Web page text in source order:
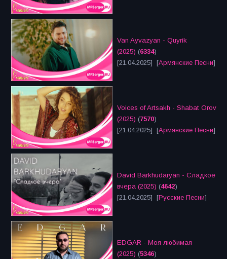
Van Ayvazyan - Quyrik
(2025) (6334)
[21.04.2025] [Армянские Песни]
Voices of Artsakh - Shabat Orov
(2025) (7570)
[21.04.2025] [Армянские Песни]
David Barkhudaryan - Сладкое
вчера (2025) (4642)
[21.04.2025] [Русские Песни]
EDGAR - Моя любимая
(2025) (5346)